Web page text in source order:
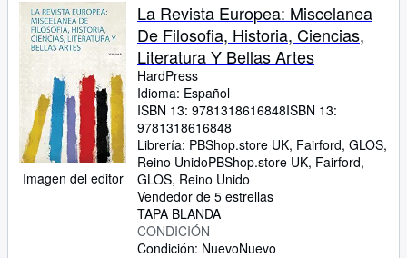
Imagen del editor
La Revista Europea: Miscelanea
De Filosofia, Historia, Ciencias,
Literatura Y Bellas Artes
HardPress
Idioma: Español
ISBN 13: 9781318616848ISBN 13:
9781318616848
Librería: PBShop.store UK, Fairford, GLOS,
Reino UnidoPBShop.store UK, Fairford,
GLOS, Reino Unido
Vendedor de 5 estrellas
TAPA BLANDA
CONDICIÓN
Condición: NuevoNuevo